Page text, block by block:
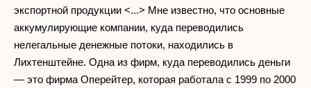
экспортной продукции <...> Мне известно, что основные
аккумулирующие компании, куда переводились
нелегальные денежные потоки, находились в
Лихтенштейне. Одна из фирм, куда переводились деньги
— это фирма Оперейтер, которая работала с 1999 по 2000